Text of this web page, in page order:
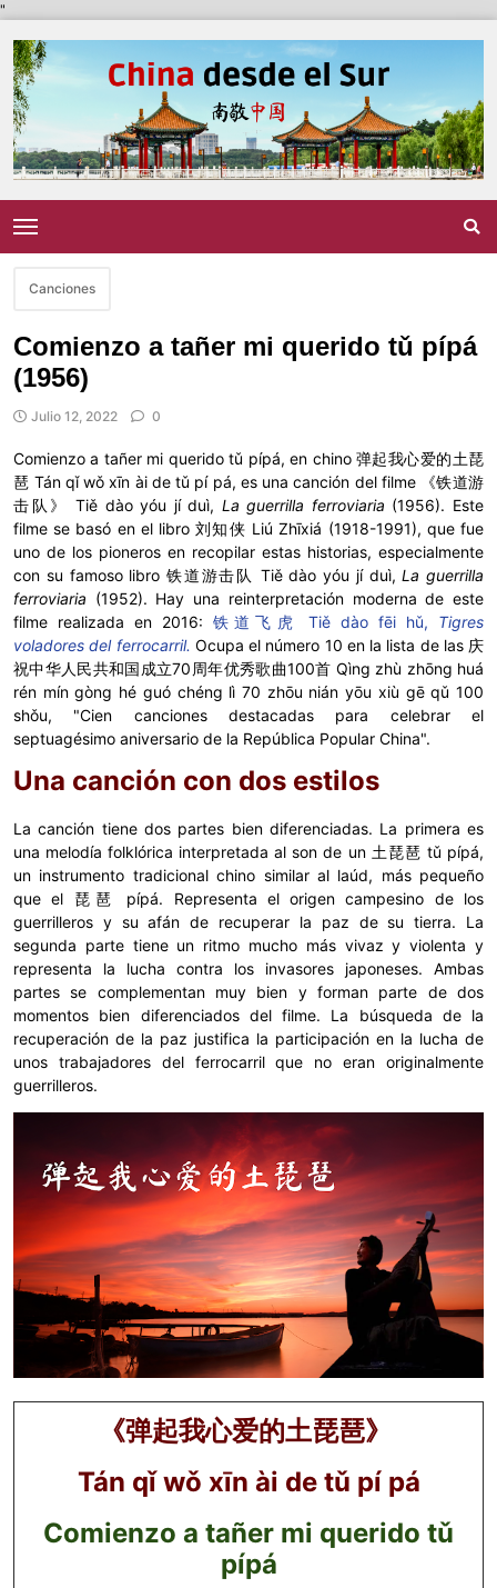
"
Canciones
Comienzo a tañer mi querido tǔ pípá
(1956)
Julio 12, 2022 0
Comienzo a tañer mi querido tǔ pípá, en chino 弹起我心爱的土琵
琶 Tán qǐ wǒ xīn ài de tǔ pí pá, es una canción del filme 《铁道游
击队》 Tiě dào yóu jí duì, La guerrilla ferroviaria (1956). Este
filme se basó en el libro 刘知侠 Liú Zhīxiá (1918-1991), que fue
uno de los pioneros en recopilar estas historias, especialmente
con su famoso libro 铁道游击队 Tiě dào yóu jí duì,La guerrilla
ferroviaria (1952). Hay una reinterpretación moderna de este
filme realizada en 2016:铁道飞虎 Tiě dào fēi hǔ, Tigres
voladores del ferrocarril. Ocupa el número 10 en la lista de las 庆
祝中华人民共和国成立70周年优秀歌曲100首 Qìng zhù zhōng huá
rén mín gòng hé guó chéng lì 70 zhōu nián yōu xiù gē qǔ 100
shǒu, "Cien canciones destacadas para celebrar el
septuagésimo aniversario de la República Popular China".
Una canción con dos estilos
La canción tiene dos partes bien diferenciadas. La primera es
una melodía folklórica interpretada al son de un 土琵琶 tǔ pípá,
un instrumento tradicional chino similar al laúd, más pequeño
que el 琵琶 pípá. Representa el origen campesino de los
guerrilleros y su afán de recuperar la paz de su tierra. La
segunda parte tiene un ritmo mucho más vivaz y violenta y
representa la lucha contra los invasores japoneses. Ambas
partes se complementan muy bien y forman parte de dos
momentos bien diferenciados del filme. La búsqueda de la
recuperación de la paz justifica la participación en la lucha de
unos trabajadores del ferrocarril que no eran originalmente
guerrilleros.
《弹起我心爱的土琵琶》
Tán qǐ wǒ xīn ài de tǔ pí pá
Comienzo a tañer mi querido tǔ
pípá